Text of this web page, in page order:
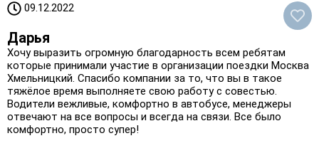
09.12.2022
Дарья
Хочу выразить огромную благодарность всем ребятам
которые принимали участие в организации поездки Москва
Хмельницкий. Спасибо компании за то, что вы в такое
тяжёлое время выполняете свою работу с совестью.
Водители вежливые, комфортно в автобусе, менеджеры
отвечают на все вопросы и всегда на связи. Все было
комфортно, просто супер!